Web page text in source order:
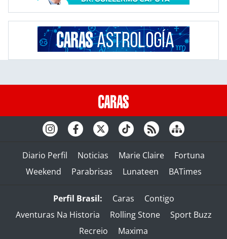
Diario Perfil Noticias Marie Claire
Fortuna
Weekend
Parabrisas Lunateen BATimes
Perfil Brasil: Caras
Contigo
Aventuras Na Historia
Rolling Stone
Sport Buzz
Recreio
Maxima